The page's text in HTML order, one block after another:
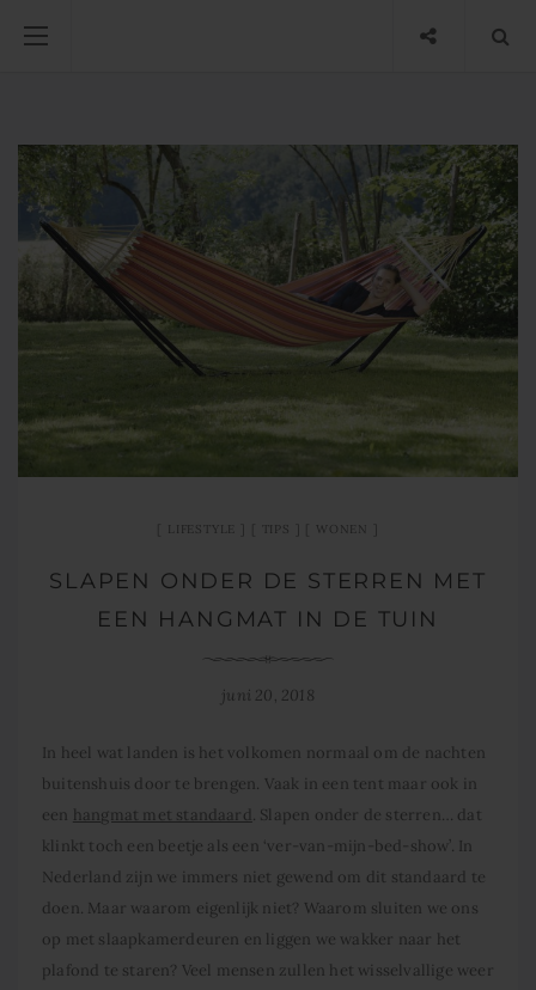
LIFESTYLE TIPS WONEN
SLAPEN ONDER DE STERREN MET
EEN HANGMAT IN DE TUIN
juni 20, 2018
In heel wat landen is het volkomen normaal om de nachten
buitenshuis door te brengen. Vaak in een tent maar ook in
een hangmat met standaard. Slapen onder de sterren… dat
klinkt toch een beetje als een ‘ver-van-mijn-bed-show’. In
Nederland zijn we immers niet gewend om dit standaard te
doen. Maar waarom eigenlijk niet? Waarom sluiten we ons
op met slaapkamerdeuren en liggen we wakker naar het
plafond te staren? Veel mensen zullen het wisselvallige weer